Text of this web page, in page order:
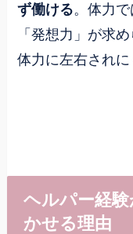
ず働ける。体力
「発想力」が求
体力に左右されに
ヘルパー経
かせる理由